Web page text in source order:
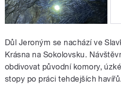
Důl Jeroným se nachází ve
Krásna na Sokolovsku.
obdivovat původní komory,
stopy po práci tehdejších